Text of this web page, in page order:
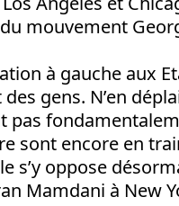
mouvement
à gauche aux
gens. N’en
pas
sont encore en
s’y oppose
Mamdani à New